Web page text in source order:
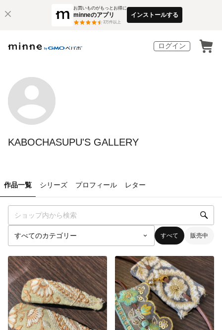
お買いものがもっとお得に
minneのアプリ
3万件以上
インストールする
ログイン
KABOCHASUPU'S GALLERY
作品一覧 シリーズ プロフィール レター
すべて 販売中